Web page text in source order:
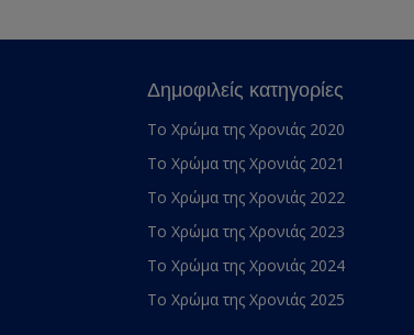
Δημοφιλείς κατηγορίες
Το Χρώμα της Χρονιάς 2020
Το Χρώμα της Χρονιάς 2021
Το Χρώμα της Χρονιάς 2022
Το Χρώμα της Χρονιάς 2023
Το Χρώμα της Χρονιάς 2024
Το Χρώμα της Χρονιάς 2025